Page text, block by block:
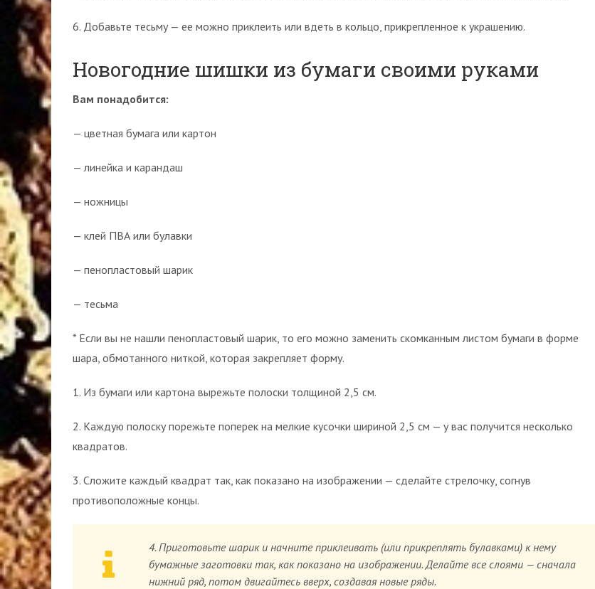
6. Добавьте тесьму — ее можно приклеить или вдеть в кольцо, прикрепленное к украшению.
Новогодние шишки из бумаги своими руками
Вам понадобится:
— цветная бумага или картон
— линейка и карандаш
— ножницы
— клей ПВА или булавки
— пенопластовый шарик
— тесьма
* Если вы не нашли пенопластовый шарик, то его можно заменить скомканным листом бумаги в форме
шара, обмотанного ниткой, которая закрепляет форму.
1. Из бумаги или картона вырежьте полоски толщиной 2,5 см.
2. Каждую полоску порежьте поперек на мелкие кусочки шириной 2,5 см — у вас получится несколько
квадратов.
3. Сложите каждый квадрат так, как показано на изображении — сделайте стрелочку, согнув
противоположные концы.
4. Приготовьте шарик и начните приклеивать (или прикреплять булавками) к нему
бумажные заготовки так, как показано на изображении. Делайте все слоями — сначала
нижний ряд, потом двигайтесь вверх, создавая новые ряды.